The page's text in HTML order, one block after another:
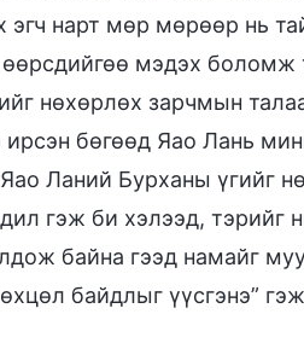
эгч нарт мөр мөрөөр нь
мэдэх боломж
нөхөрлөх зарчмын
ирсэн бөгөөд Яао Лань
Ланий Бурханы үгийг
гэж би хэлээд, тэрийг
байна гээд намайг
байдлыг үүсгэнэ”